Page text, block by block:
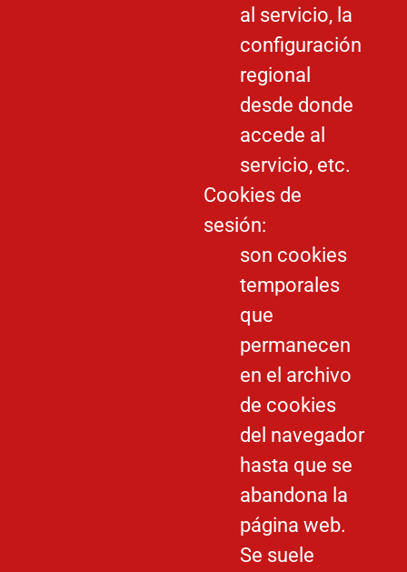
al servicio, la
configuración
regional
desde donde
accede al
servicio, etc.
Cookies de
sesión:
son cookies
temporales
que
permanecen
en el archivo
de cookies
del navegador
hasta que se
abandona la
página web.
Se suele